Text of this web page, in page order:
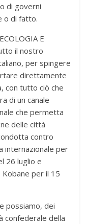
di governi
o di fatto.
E
il nostro
per spingere
direttamente
con tutto ciò che
di un canale
che permetta
delle città
contro
internazionale per
26 luglio e
Kobane per il 15
possiamo, dei
confederale della